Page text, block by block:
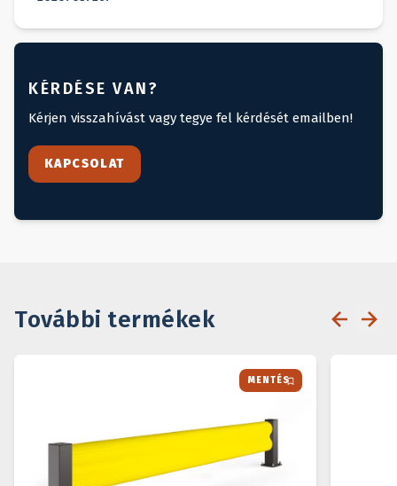
KÉRDÉSE VAN?
Kérjen visszahívást vagy tegye fel kérdését emailben!
KAPCSOLAT
További termékek
MENTÉS